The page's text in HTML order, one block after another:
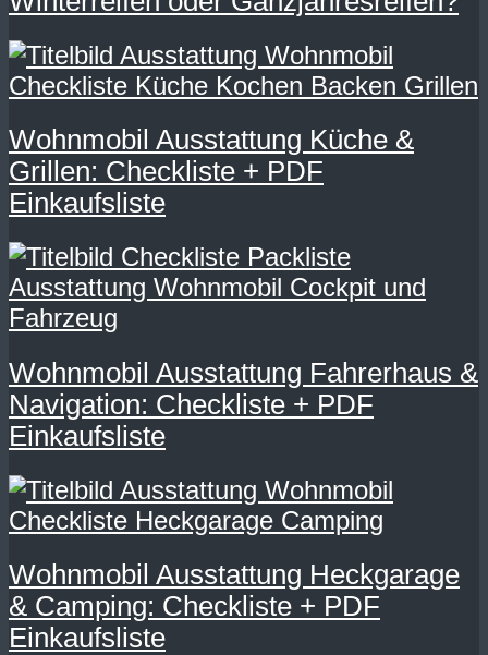
Wohnmobil Ausstattung Küche &
Grillen: Checkliste + PDF
Einkaufsliste
Wohnmobil Ausstattung Fahrerhaus &
Navigation: Checkliste + PDF
Einkaufsliste
Wohnmobil Ausstattung Heckgarage
& Camping: Checkliste + PDF
Einkaufsliste